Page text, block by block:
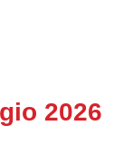
2026